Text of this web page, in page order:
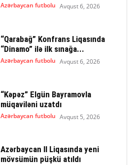
Azərbaycan futbolu Avqust 6, 2026
“Qarabağ” Konfrans Liqasında
“Dinamo” ilə ilk sınağa...
Azərbaycan futbolu Avqust 6, 2026
“Kəpəz” Elgün Bayramovla
müqaviləni uzatdı
Azərbaycan futbolu Avqust 5, 2026
Azərbaycan II Liqasında yeni
mövsümün püşkü atıldı